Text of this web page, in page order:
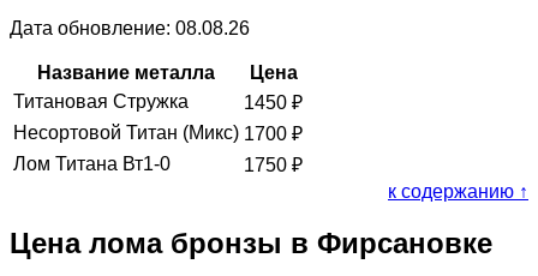
Дата обновление: 08.08.26
Название металла
Цена
Титановая Стружка
1450 ₽
Несортовой Титан (Микс) 1700 ₽
Лом Титана Вт1-0
1750 ₽
к содержанию ↑
Цена лома бронзы в Фирсановке